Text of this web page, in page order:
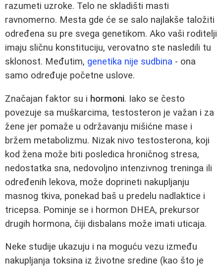
razumeti uzroke. Telo ne skladišti masti
ravnomerno. Mesta gde će se salo najlakše taložiti
određena su pre svega genetikom. Ako vaši roditelji
imaju sličnu konstituciju, verovatno ste nasledili tu
sklonost. Međutim, genetika nije sudbina - ona
samo određuje početne uslove.
Značajan faktor su i hormoni. Iako se često
povezuje sa muškarcima, testosteron je važan i za
žene jer pomaže u održavanju mišićne mase i
bržem metabolizmu. Nizak nivo testosterona, koji
kod žena može biti posledica hroničnog stresa,
nedostatka sna, nedovoljno intenzivnog treninga ili
određenih lekova, može doprineti nakupljanju
masnog tkiva, ponekad baš u predelu nadlaktice i
tricepsa. Pominje se i hormon DHEA, prekursor
drugih hormona, čiji disbalans može imati uticaja.
Neke studije ukazuju i na moguću vezu između
nakupljanja toksina iz životne sredine (kao što je